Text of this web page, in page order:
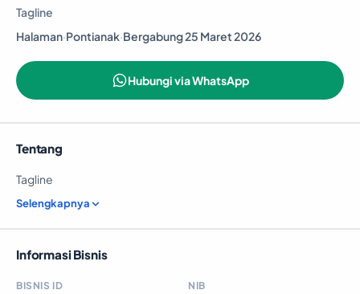
Tagline
Halaman·Pontianak·Bergabung 25 Maret 2026
Hubungi via WhatsApp
Tentang
Tagline
Selengkapnya
Informasi Bisnis
BISNIS ID NIB